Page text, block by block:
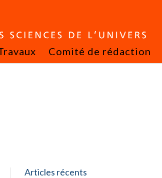
Comité de rédaction
Articles récents